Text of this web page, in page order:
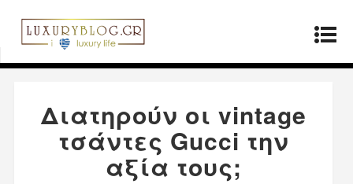
Αρχική σελίδα»Μόδα
Διατηρούν οι vintage
τσάντες Gucci την αξία τους;
Διατηρούν οι vintage
τσάντες Gucci την
αξία τους;